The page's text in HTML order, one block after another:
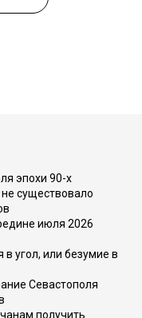
эпохи 90-х
существовало
июля 2026
угол, или безумие в
Севастополя
получить